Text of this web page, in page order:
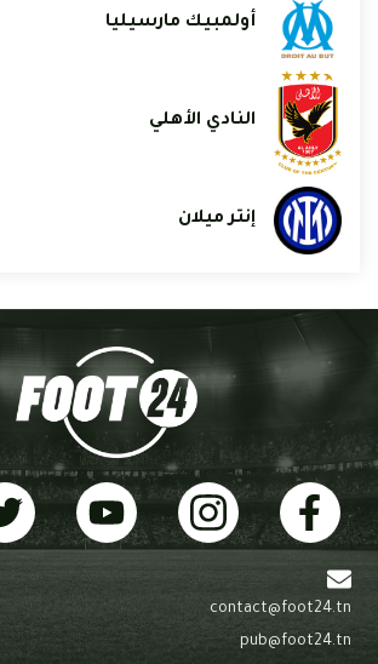
أولمبيك مارسيليا
النادي الأهلي
إنتر ميلان
contact@foot24.tn
pub@foot24.tn